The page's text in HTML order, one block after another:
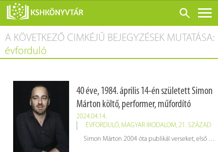
ONLINE KATALÓGUS
RÓLUNK
SZOLGÁLTATÁSOK
KONFERENCIÁK
ADATBÁZISOK
A KÖVETKEZŐ CIMKÉJŰ BEJEGYZÉSEK MUTATÁSA:
évforduló
40 éve, 1984. április 14-én született Simon
Márton költő, performer, műfordító
2024.04.14.
ÉVFORDULÓ, MAGYAR IRODALOM, 21. SZÁZAD
Simon Márton 2004 óta publikál verseket, első kötete 2010-ben jelent meg a l’Harmattan Kiadónál